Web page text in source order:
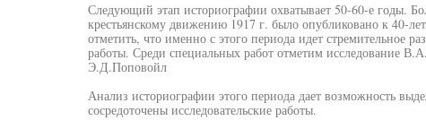
Следующий этап историографии охватывает 50-60-е годы.
крестьянскому движению 1917 г. было опубликовано к 40-
отметить, что именно с этого периода идет стремительное
работы. Среди специальных работ отметим исследование
Э.Д.Поповойл
Анализ историографии этого периода дает возможность
сосредоточены исследовательские работы.